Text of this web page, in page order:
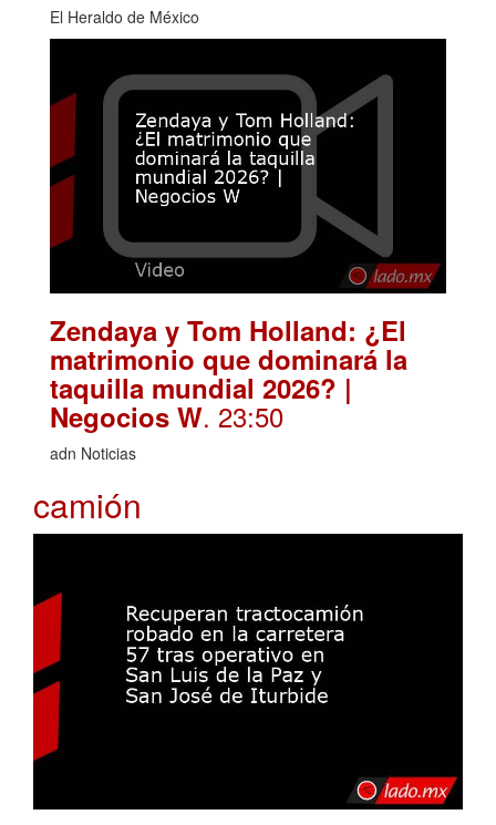
El Heraldo de México
Zendaya y Tom Holland: ¿El
matrimonio que dominará la
taquilla mundial 2026? |
Negocios W. 23:50
adn Noticias
camión